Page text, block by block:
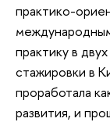
практико-
практику в
стажировки в
проработала
развития, и